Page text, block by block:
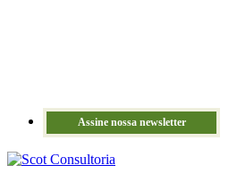
Assine nossa newsletter